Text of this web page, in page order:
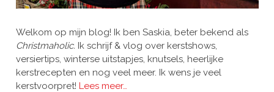
Welkom op mijn blog! Ik ben Saskia, beter bekend als
Christmaholic. Ik schrijf & vlog over kerstshows,
versiertips, winterse uitstapjes, knutsels, heerlijke
kerstrecepten en nog veel meer. Ik wens je veel
kerstvoorpret! Lees meer…